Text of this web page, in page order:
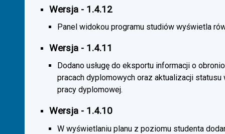
Wersja - 1.4.12
Panel widokou programu studiów wyświetla
Wersja - 1.4.11
Dodano usługę do eksportu informacji o
pracach dyplomowych oraz aktualizacji
pracy dyplomowej.
Wersja - 1.4.10
W wyświetlaniu planu z poziomu studenta